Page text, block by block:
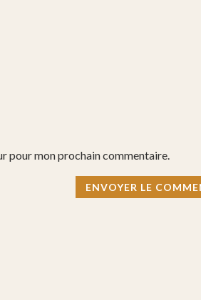
pour mon prochain commentaire.